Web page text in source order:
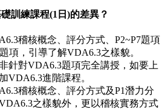
訓練課程(1日)的差異？
稽核概念、評分方式、P2~P7題項
項，引導了解VDA6.3之樣貌。
針對VDA6.3題項完全講授，如要上
VDA6.3進階課程。
稽核概念、評分方式及P1潛力分
之樣貌外，更以稽核實務方式